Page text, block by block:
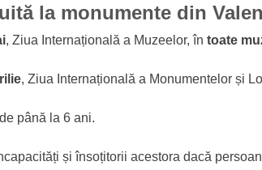
la monumente din
, Ziua Internațională a Muzeelor, în toate
, Ziua Internațională a Monumentelor și
până la 6 ani.
și însoțitorii acestora dacă